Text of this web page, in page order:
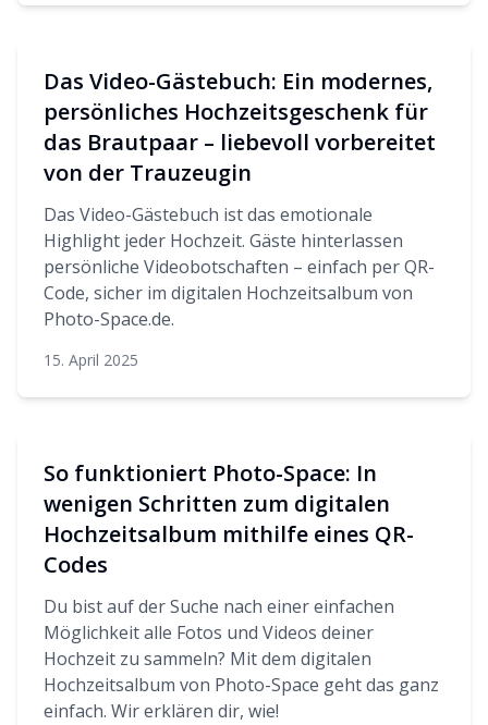
Das Video-Gästebuch: Ein modernes,
persönliches Hochzeitsgeschenk für
das Brautpaar – liebevoll vorbereitet
von der Trauzeugin
Das Video-Gästebuch ist das emotionale
Highlight jeder Hochzeit. Gäste hinterlassen
persönliche Videobotschaften – einfach per QR-
Code, sicher im digitalen Hochzeitsalbum von
Photo-Space.de.
15. April 2025
So funktioniert Photo-Space: In
wenigen Schritten zum digitalen
Hochzeitsalbum mithilfe eines QR-
Codes
Du bist auf der Suche nach einer einfachen
Möglichkeit alle Fotos und Videos deiner
Hochzeit zu sammeln? Mit dem digitalen
Hochzeitsalbum von Photo-Space geht das ganz
einfach. Wir erklären dir, wie!